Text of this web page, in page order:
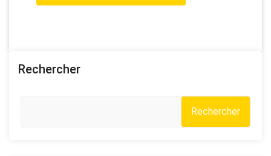
Rechercher
Rechercher